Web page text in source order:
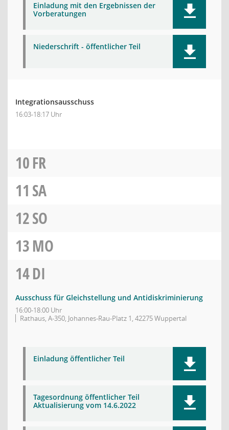
Einladung mit den Ergebnissen der
Vorberatungen
Niederschrift - öffentlicher Teil
Integrationsausschuss
16:03-18:17 Uhr
10FR
11 SA
12SO
13MO
14DI
Ausschuss für Gleichstellung und Antidiskriminierung
16:00-18:00 Uhr
Rathaus, A-350, Johannes-Rau-Platz 1, 42275 Wuppertal
Einladung öffentlicher Teil
Tagesordnung öffentlicher Teil
Aktualisierung vom 14.6.2022